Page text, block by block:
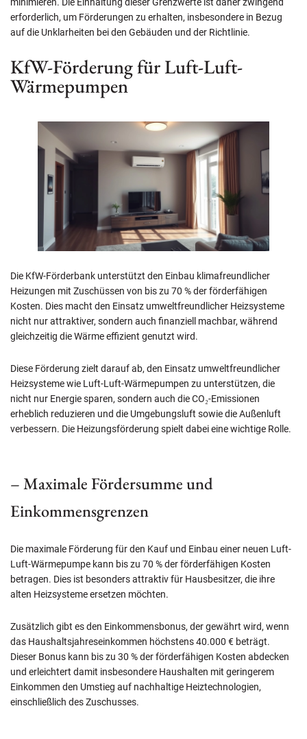
erforderlich, um Förderungen zu erhalten, insbesondere in Bezug
auf die Unklarheiten bei den Gebäuden und der Richtlinie.
KfW-Förderung für Luft-Luft-
Wärmepumpen
Die KfW-Förderbank unterstützt den Einbau klimafreundlicher
Heizungen mit Zuschüssen von bis zu 70 % der förderfähigen
Kosten. Dies macht den Einsatz umweltfreundlicher Heizsysteme
nicht nur attraktiver, sondern auch finanziell machbar, während
gleichzeitig die Wärme effizient genutzt wird.
Diese Förderung zielt darauf ab, den Einsatz umweltfreundlicher
Heizsysteme wie Luft-Luft-Wärmepumpen zu unterstützen, die
nicht nur Energie sparen, sondern auch die CO₂-Emissionen
erheblich reduzieren und die Umgebungsluft sowie die Außenluft
verbessern. Die Heizungsförderung spielt dabei eine wichtige Rolle.
– Maximale Fördersumme und
Einkommensgrenzen
Die maximale Förderung für den Kauf und Einbau einer neuen Luft-
Luft-Wärmepumpe kann bis zu 70 % der förderfähigen Kosten
betragen. Dies ist besonders attraktiv für Hausbesitzer, die ihre
alten Heizsysteme ersetzen möchten.
Zusätzlich gibt es den Einkommensbonus, der gewährt wird, wenn
das Haushaltsjahreseinkommen höchstens 40.000 € beträgt.
Dieser Bonus kann bis zu 30 % der förderfähigen Kosten abdecken
und erleichtert damit insbesondere Haushalten mit geringerem
Einkommen den Umstieg auf nachhaltige Heiztechnologien,
einschließlich des Zuschusses.